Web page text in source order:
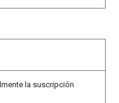
la suscripción